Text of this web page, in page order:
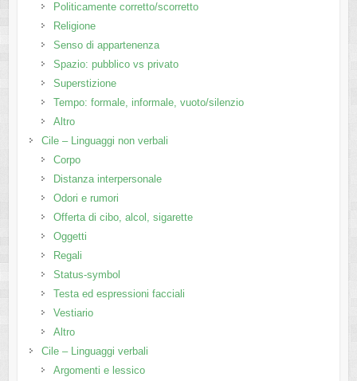
Politicamente corretto/scorretto
Religione
Senso di appartenenza
Spazio: pubblico vs privato
Superstizione
Tempo: formale, informale, vuoto/silenzio
Altro
Cile – Linguaggi non verbali
Corpo
Distanza interpersonale
Odori e rumori
Offerta di cibo, alcol, sigarette
Oggetti
Regali
Status-symbol
Testa ed espressioni facciali
Vestiario
Altro
Cile – Linguaggi verbali
Argomenti e lessico